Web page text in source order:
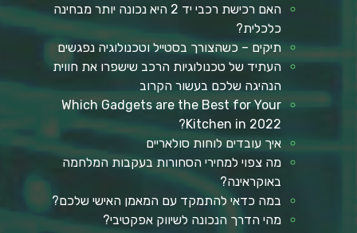
האם רכישת רכבי יד 2 היא נכונה יותר מבחינה
כלכלית?
תיקים – כשהצורך בסטייל וטכנולוגיה נפגשים
העתיד של טכנולוגיות הרכב שישפרו את חווית
הנהיגה שלכם בעשור הקרוב
Which Gadgets are the Best for Your
Kitchen in 2022?
איך עובדים לוחות סולאריים
מה צפוי למחירי הסחורות בעקבות המלחמה
באוקראינה?
במה כדאי להתמקד עם המאמן האישי שלכם?
מהי הדרך הנכונה לשיווק אפקטיבי?